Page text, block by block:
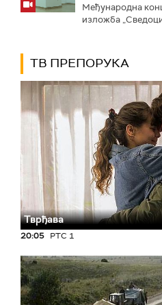
Међународна
изложба
ТВ ПРЕПОРУКА
Тврђава
20:05 РТС 1